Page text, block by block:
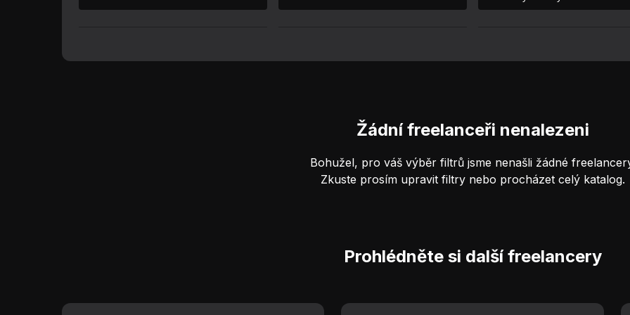
Žádní freelanceři nenalezeni
Bohužel, pro váš výběr filtrů jsme nenašli žádné
Zkuste prosím upravit filtry nebo procházet celý katalog.
Prohlédněte si další freelancery